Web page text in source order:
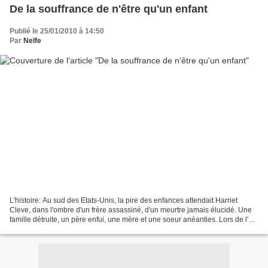
De la souffrance de n'être qu'un enfant
Publié le 25/01/2010 à 14:50
Par Nelfe
L'histoire: Au sud des Etats-Unis, la pire des enfances attendait Harriet
Cleve, dans l'ombre d'un frère assassiné, d'un meurtre jamais élucidé. Une
famille détruite, un père enfui, une mère et une soeur anéanties. Lors de l'été